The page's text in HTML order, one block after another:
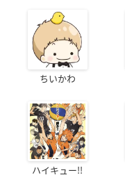
ちいかわ
ハイキュー!!